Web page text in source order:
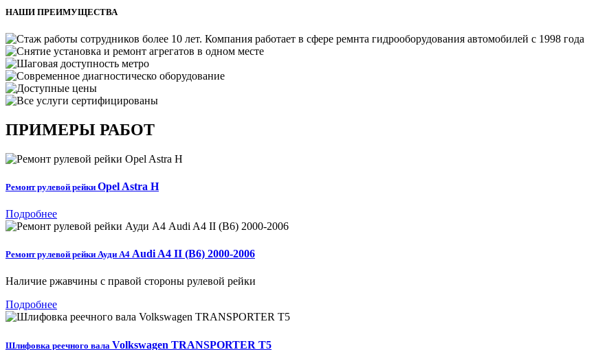
НАШИ ПРЕИМУЩЕСТВА
ПРИМЕРЫ РАБОТ
Ремонт рулевой рейки Opel Astra H
Подробнее
Ремонт рулевой рейки Ауди А4 Audi A4 II (B6) 2000-2006
Наличие ржавчины с правой стороны рулевой рейки
Подробнее
Шлифовка реечного вала Volkswagen TRANSPORTER T5